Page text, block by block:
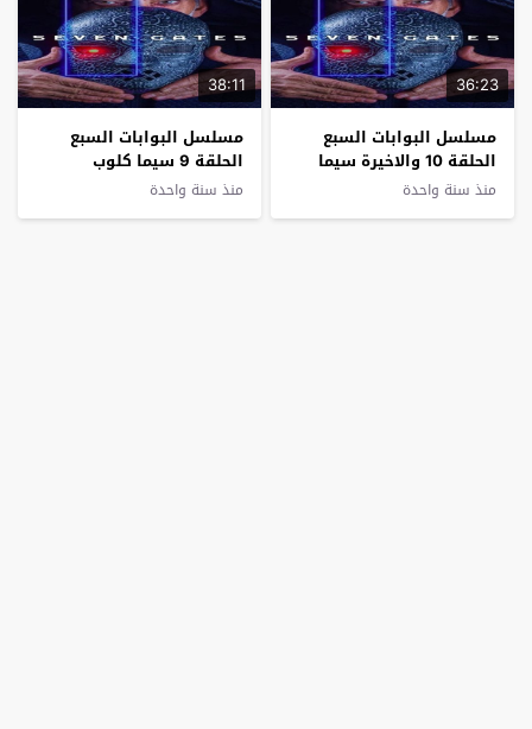
36:23
مسلسل البوابات السبع
الحلقة 10 والاخيرة سيما
كلوب
منذ سنة واحدة
38:11
مسلسل البوابات السبع
الحلقة 9 سيما كلوب
منذ سنة واحدة